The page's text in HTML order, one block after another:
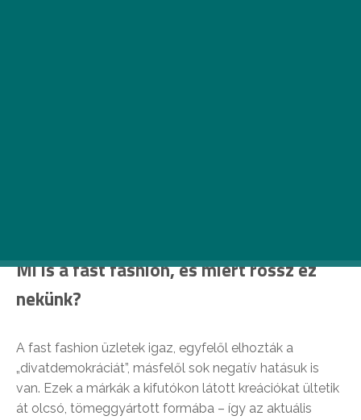
Mi is a fast fashion, és miért rossz ez
nekünk?
A fast fashion üzletek igaz, egyfelől elhozták a
„divatdemokráciát”, másfelől sok negatív hatásuk is
van. Ezek a márkák a kifutókon látott kreációkat ültetik
át olcsó, tömeggyártott formába – így az aktuális